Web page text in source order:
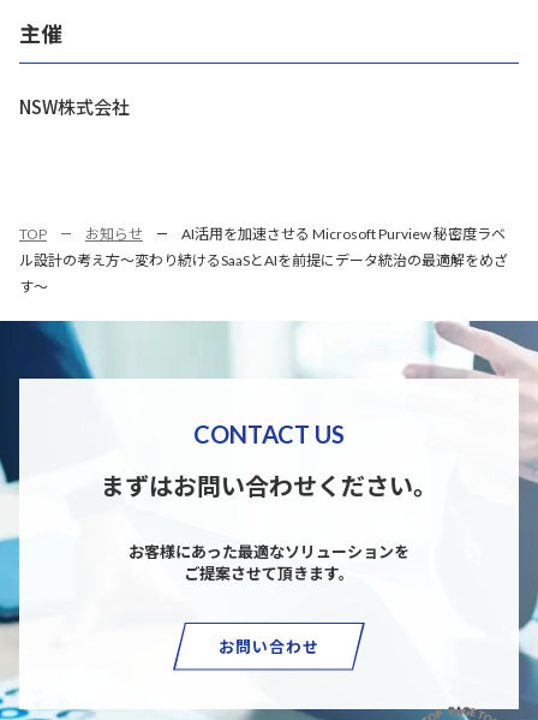
主催
NSW株式会社
TOP お知らせ
AI活用を加速させる Microsoft Purview 秘密度ラベ
ル設計の考え方～変わり続けるSaaSとAIを前提にデータ統治の最適解をめざ
す～
CONTACT US
まずはお問い合わせください。
お客様にあった最適なソリューションを
ご提案させて頂きます。
お問い合わせ